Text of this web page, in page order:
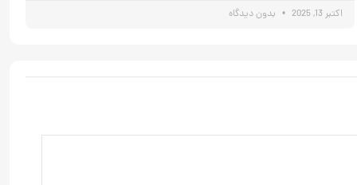
اکتبر 13, 2025 بدون دیدگاه